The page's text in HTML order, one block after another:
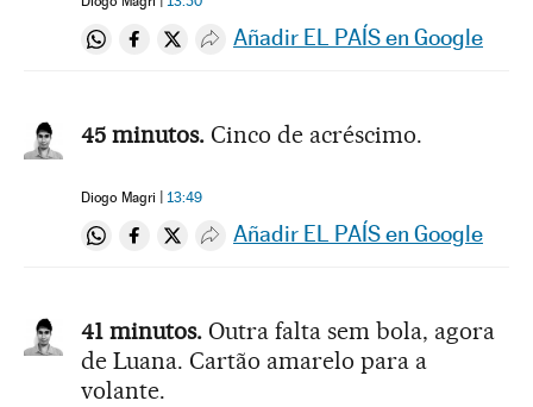
Compartir en Whatsapp
Compartir en Facebook
Compartir en Twitter
Desplegar Redes Sociales
Añadir EL PAÍS en Google
45 minutos. Cinco de acréscimo.
Diogo Magri 13:49
Compartir en Whatsapp
Compartir en Facebook
Compartir en Twitter
Desplegar Redes Sociales
Añadir EL PAÍS en Google
41 minutos. Outra falta sem bola, agora
de Luana. Cartão amarelo para a
volante.